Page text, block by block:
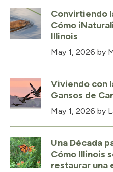
Convirtiendo
Cómo
Illinois
May 1, 2026 by
Viviendo con
Gansos de
May 1, 2026 by
Una Década
Cómo Illinois
restaurar una